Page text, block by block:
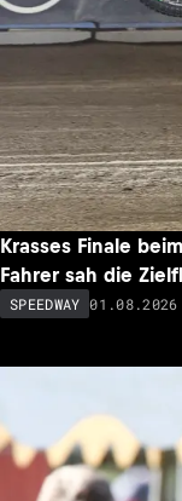
Krasses Finale
Fahrer sah die
SPEEDWAY